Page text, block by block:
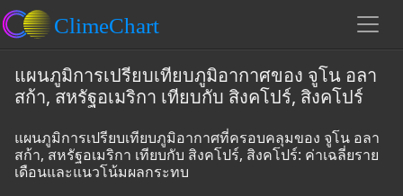
แผนภูมิการเปรียบเทียบภูมิอากาศของ จูโน อลา
สก้า, สหรัฐอเมริกา เทียบกับ สิงคโปร์, สิงคโปร์
แผนภูมิการเปรียบเทียบภูมิอากาศที่ครอบคลุมของ จูโน อลา
สก้า, สหรัฐอเมริกา เทียบกับ สิงคโปร์, สิงคโปร์: ค่าเฉลี่ยราย
เดือนและแนวโน้มผลกระทบ